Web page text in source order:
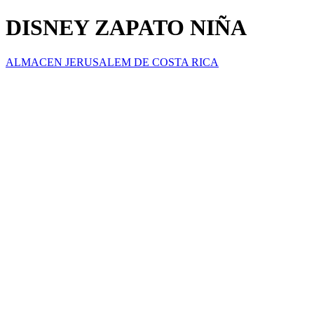
DISNEY ZAPATO NIÑA
ALMACEN JERUSALEM DE COSTA RICA